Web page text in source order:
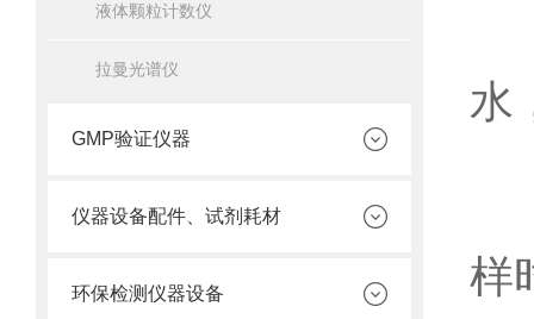
液体颗粒计数仪
拉曼光谱仪
GMP验证仪器
仪器设备配件、试剂耗材
环保检测仪器设备
水
样